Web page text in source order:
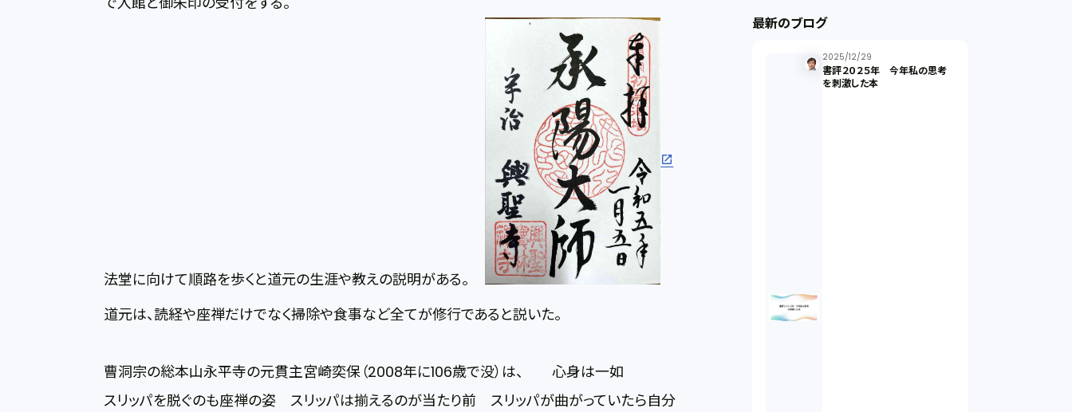
法堂に向けて順路を歩くと道元の生涯や教えの説明がある。
道元は、読経や座禅だけでなく掃除や食事など全てが修行であると説いた。
曹洞宗の総本山永平寺の元貫主宮崎奕保（2008年に106歳で没）は、 心身は一如
スリッパを脱ぐのも座禅の姿 スリッパは揃えるのが当たり前 スリッパが曲がっていたら自分
最近の話題（122）
IoT（6）
最新のブログ
2025/12/29
書評２０２５年 今年私の思考
を刺激した本